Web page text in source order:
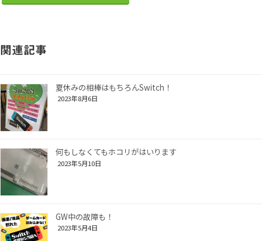
関連記事
夏休みの相棒はもちろんSwitch！
2023年8月6日
何もしなくてもホコリがはいります
2023年5月10日
GW中の故障も！
2023年5月4日